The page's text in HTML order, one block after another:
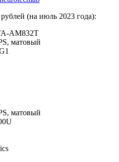
(на июль 2023 года):
AM832T
матовый
матовый